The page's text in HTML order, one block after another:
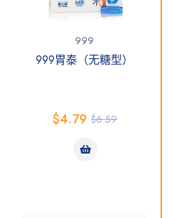
999
999胃泰（无糖型）
$6.59
$4.79